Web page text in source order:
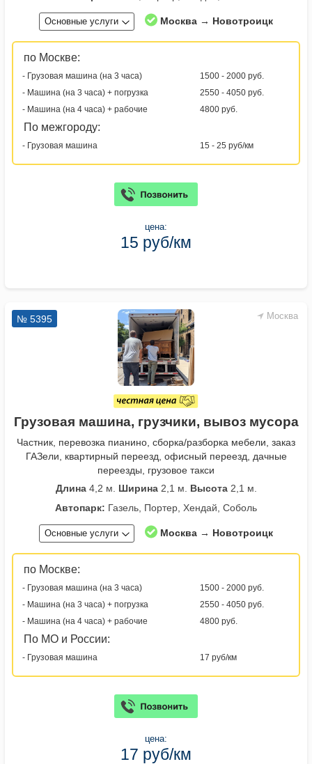
Основные услуги Москва → Новотроицк
по Москве:
- Грузовая машина (на 3 часа)
1500 - 2000 руб.
- Машина (на 3 часа) + погрузка
2550 - 4050 руб.
- Машина (на 4 часа) + рабочие
4800 руб.
По межгороду:
- Грузовая машина 15 - 25 руб/км
цена:
15 руб/км
Москва
№ 5395
Грузовая машина, грузчики, вывоз мусора
Частник, перевозка пианино, сборка/разборка мебели, заказ
ГАЗели, квартирный переезд, офисный переезд, дачные
переезды, грузовое такси
Длина4,2 м. Ширина2,1 м. Высота2,1 м.
Автопарк: Газель, Портер, Хендай, Соболь
Основные услуги Москва → Новотроицк
по Москве:
- Грузовая машина (на 3 часа)
1500 - 2000 руб.
- Машина (на 3 часа) + погрузка
2550 - 4050 руб.
- Машина (на 4 часа) + рабочие
4800 руб.
По МО и России:
- Грузовая машина 17 руб/км
цена:
17 руб/км